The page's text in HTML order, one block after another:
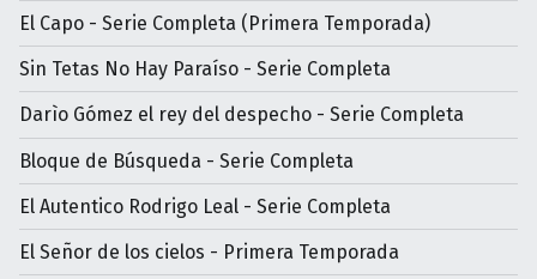
El Capo - Serie Completa (Primera Temporada)
Sin Tetas No Hay Paraíso - Serie Completa
Darìo Gómez el rey del despecho - Serie Completa
Bloque de Búsqueda - Serie Completa
El Autentico Rodrigo Leal - Serie Completa
El Señor de los cielos - Primera Temporada